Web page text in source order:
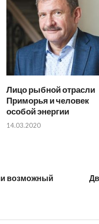
Лицо рыбной отрасли
Приморья и человек
особой энергии
14.03.2020
возможный